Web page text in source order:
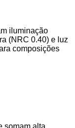
iluminação
(NRC 0.40) e luz
composições
somam alta